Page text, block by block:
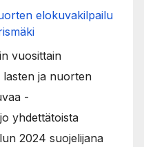
elokuvakilpailu
vuosittain
ja nuorten
-
yhdettätoista
2024 suojelijana